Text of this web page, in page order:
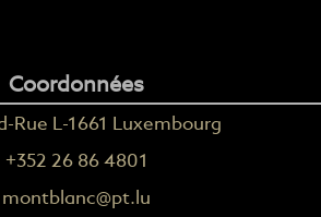
Coordonnées
Rue L-1661 Luxembourg
+352 26 86 4801
montblanc@pt.lu